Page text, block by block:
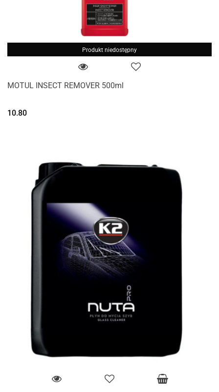
Produkt niedostępny
MOTUL INSECT REMOVER 500ml
10.80